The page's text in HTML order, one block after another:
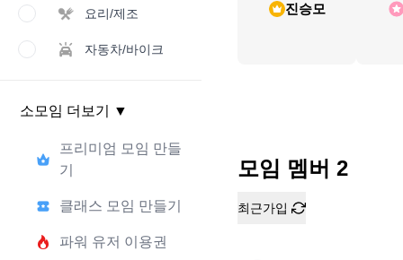
요리/제조
자동차/바이크
소모임 더보기 ▼
프리미엄 모임 만들
기
클래스 모임 만들기
파워 유저 이용권
진승모
모임 멤버 2
최근가입